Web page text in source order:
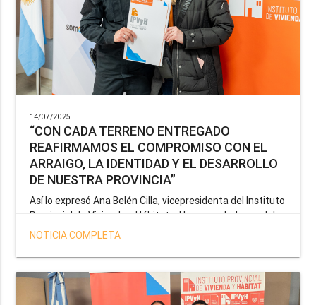
14/07/2025
“CON CADA TERRENO ENTREGADO
REAFIRMAMOS EL COMPROMISO CON EL
ARRAIGO, LA IDENTIDAD Y EL DESARROLLO
DE NUESTRA PROVINCIA”
Así lo expresó Ana Belén Cilla, vicepresidenta del Instituto
Provincial de Vivienda y Hábitat, al hacer un balance del
trabajo del organismo en el marco de la operatoria
salud y seguridad impulsada por el gobernador Gustavo
Melella.
NOTICIA COMPLETA